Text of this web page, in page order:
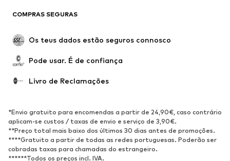
Novidades
Sapatos
Sapatos abertos
Exclusivo
DESPORTO
Sapatilhas de desporto
Mochilas e Sacos de desporto
Acessórios de desporto
ACESSÓRIOS
COMPRAS SEGURAS
Os teus dados estão seguros connosco
Pode usar. É de confiança
Livro de Reclamações
*Envio gratuito para encomendas a partir de 24,90€, caso contrário
aplicam-se custos / taxas de envio e serviço de 3,90€.
**Preço total mais baixo dos últimos 30 dias antes de promoções.
****Gratuito a partir de todas as redes portuguesas. Poderão ser
cobradas taxas para chamadas do estrangeiro.
******Todos os preços incl. IVA.